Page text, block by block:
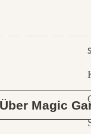
Über Magic